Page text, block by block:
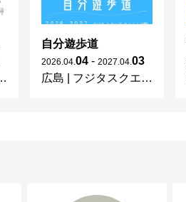
自分遊歩道
2026 04 04 - 2027 04 03
広島
フジタスクエアまるくる大野